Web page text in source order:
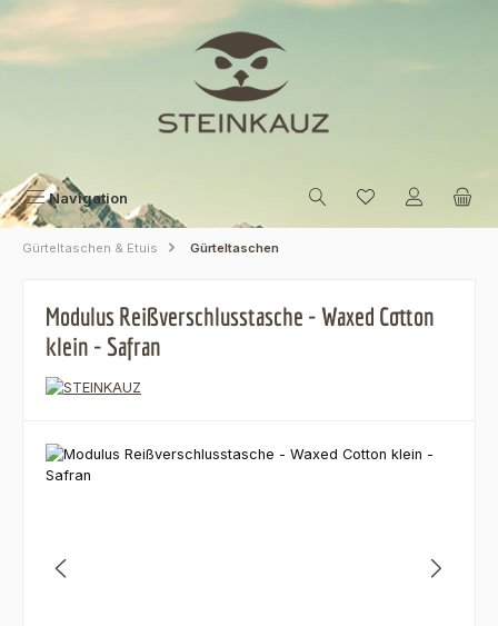
Zum Hauptinhalt springen
Navigation
Gürteltaschen & Etuis Gürteltaschen
Modulus Reißverschlusstasche - Waxed Cotton
klein - Safran
Bildergalerie überspringen